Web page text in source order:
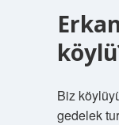
Biz
gedelek